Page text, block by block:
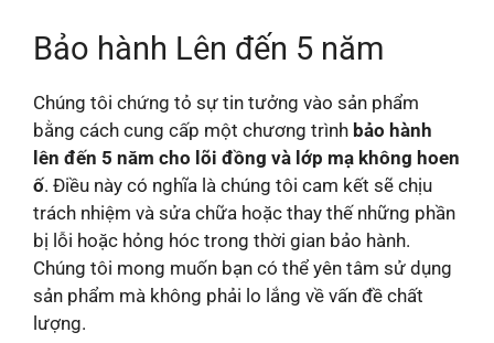
Bảo hành Lên đến 5 năm
Chúng tôi chứng tỏ sự tin tưởng vào sản phẩm
bằng cách cung cấp một chương trình bảo hành
lên đến 5 năm cho lõi đồng và lớp mạ không hoen
ố. Điều này có nghĩa là chúng tôi cam kết sẽ chịu
trách nhiệm và sửa chữa hoặc thay thế những phần
bị lỗi hoặc hỏng hóc trong thời gian bảo hành.
Chúng tôi mong muốn bạn có thể yên tâm sử dụng
sản phẩm mà không phải lo lắng về vấn đề chất
lượng.